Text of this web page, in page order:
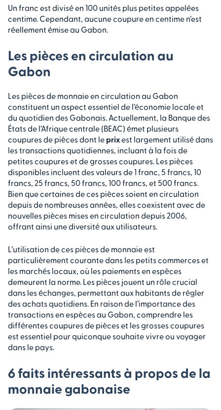
Un franc est divisé en 100 unités plus petites appelées
centime. Cependant, aucune coupure en centime n’est
réellement émise au Gabon.
Les pièces en circulation au
Gabon
Les pièces de monnaie en circulation au Gabon
constituent un aspect essentiel de l’économie locale et
du quotidien des Gabonais. Actuellement, la Banque des
États de l’Afrique centrale (BEAC) émet plusieurs
coupures de pièces dont le prixest largement utilisé dans
les transactions quotidiennes, incluant à la fois de
petites coupures et de grosses coupures. Les pièces
disponibles incluent des valeurs de 1 franc, 5 francs, 10
francs, 25 francs, 50 francs, 100 francs, et 500 francs.
Bien que certaines de ces pièces soient en circulation
depuis de nombreuses années, elles coexistent avec de
nouvelles pièces mises en circulation depuis 2006,
offrant ainsi une diversité aux utilisateurs.
L’utilisation de ces pièces de monnaie est
particulièrement courante dans les petits commerces et
les marchés locaux, où les paiements en espèces
demeurent la norme. Les pièces jouent un rôle crucial
dans les échanges, permettant aux habitants de régler
des achats quotidiens. En raison de l’importance des
transactions en espèces au Gabon, comprendre les
différentes coupures de pièces et les grosses coupures
est essentiel pour quiconque souhaite vivre ou voyager
dans le pays.
6 faits intéressants à propos de la
monnaie gabonaise